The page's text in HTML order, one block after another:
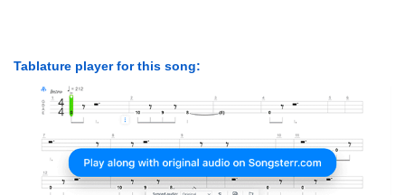
Tablature player for this song: